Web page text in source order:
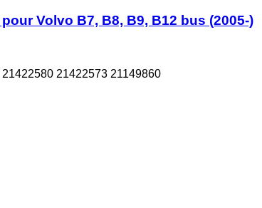
Volvo B7, B8, B9, B12 bus (2005-)
21422573 21149860